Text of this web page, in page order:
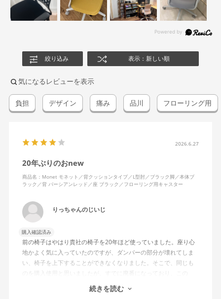
絞り込み 表示：新しい順
気になるレビューを表示
負担 デザイン 痛み 品川 フローリング用
2026.6.27
20年ぶりのおnew
商品名：Monet モネット／背クッションタイプ／L型肘／ブラック脚／本体ブ
ラック／背 パーシアンレッド／座 ブラック／フローリング用キャスター
りっちゃんのじいじ
購入確認済み
前の椅子はやはり貴社の椅子を20年ほど使っていました。座り心
地かよく気に入っていたのですが、ダンパーの部分が壊れてしま
い、椅子を上下することができなくなりました。そこで、同じも
のを購入使用と思いましたが、すでに廃番になっており、この
MonEtを購入しました。やや固めの椅子ですが、使っているうち
になじんでくるのではと思っています。フローリング床で使って
続きを読む